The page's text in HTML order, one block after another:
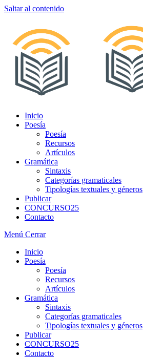
Saltar al contenido
Inicio
Poesía
Poesía
Recursos
Artículos
Gramática
Sintaxis
Categorías gramaticales
Tipologías textuales y géneros
Publicar
CONCURSO25
Contacto
Menú Cerrar
Inicio
Poesía
Poesía
Recursos
Artículos
Gramática
Sintaxis
Categorías gramaticales
Tipologías textuales y géneros
Publicar
CONCURSO25
Contacto